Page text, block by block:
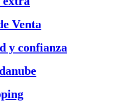
Venta
y confianza